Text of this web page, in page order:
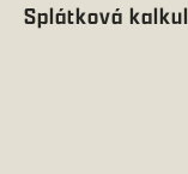
Splátková